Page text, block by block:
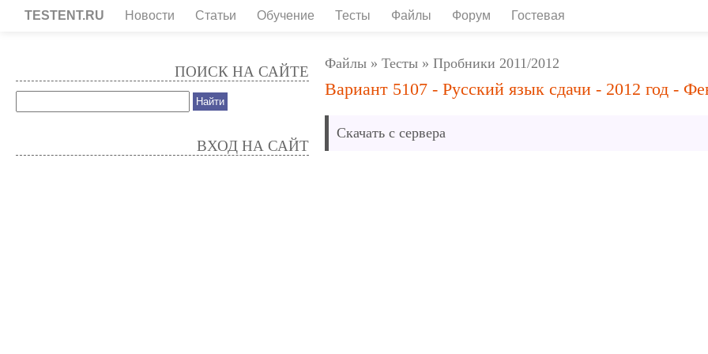
TESTENT.RU Новости Статьи Обучение Тесты Файлы Форум Гостевая
Файлы »Тесты »Пробники 2011/2012
Вариант 5107 - Русский язык сдачи - 2012 год -
Скачать с сервера
ПОИСК НА САЙТЕ
ВХОД НА САЙТ